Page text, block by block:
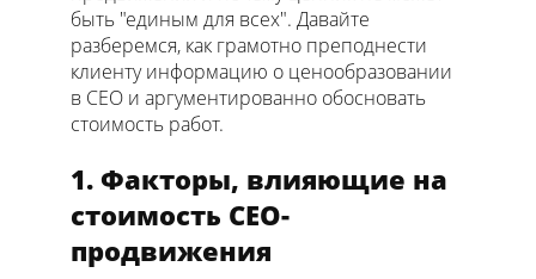
быть "единым для всех". Давайте
разберемся, как грамотно преподнести
клиенту информацию о ценообразовании
в СЕО и аргументированно обосновать
стоимость работ.
1. Факторы, влияющие на
стоимость СЕО-
продвижения